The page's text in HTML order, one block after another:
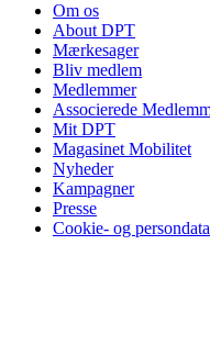
Om os
About DPT
Mærkesager
Bliv medlem
Medlemmer
Associerede
Mit DPT
Magasinet Mobilitet
Nyheder
Kampagner
Presse
Cookie- og